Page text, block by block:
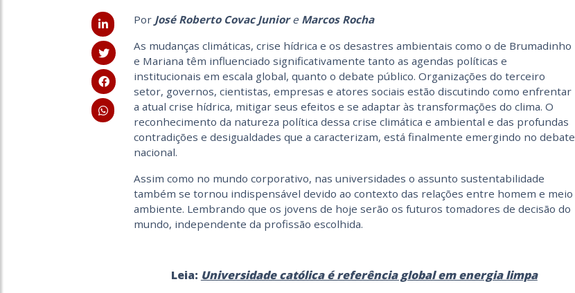
Por José Roberto Covac Junior e Marcos Rocha
As mudanças climáticas, crise hídrica e os desastres ambientais como o de Brumadinho
e Mariana têm influenciado significativamente tanto as agendas políticas e
institucionais em escala global, quanto o debate público. Organizações do terceiro
setor, governos, cientistas, empresas e atores sociais estão discutindo como enfrentar
a atual crise hídrica, mitigar seus efeitos e se adaptar às transformações do clima. O
reconhecimento da natureza política dessa crise climática e ambiental e das profundas
contradições e desigualdades que a caracterizam, está finalmente emergindo no debate
nacional.
Assim como no mundo corporativo, nas universidades o assunto sustentabilidade
também se tornou indispensável devido ao contexto das relações entre homem e meio
ambiente. Lembrando que os jovens de hoje serão os futuros tomadores de decisão do
mundo, independente da profissão escolhida.
Leia: Universidade católica é referência global em energia limpa